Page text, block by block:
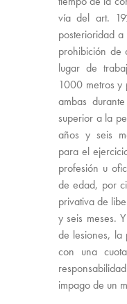
vía del art.
posterioridad
prohibición de
lugar de
1000 metros y
ambas
superior a la
años y seis
para el
profesión u
de edad, por
privativa de
y seis meses.
de lesiones, la
con una
impago de un